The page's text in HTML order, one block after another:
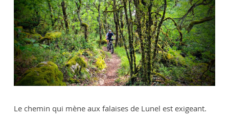
Le chemin qui mène aux falaises de Lunel est exigeant.